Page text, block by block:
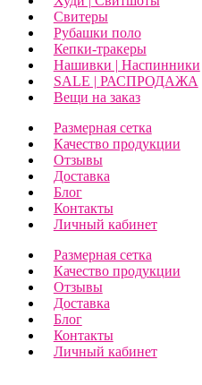
Свитеры
Рубашки поло
Кепки-тракеры
Нашивки | Наспинники
SALE | РАСПРОДАЖА
Вещи на заказ
Размерная сетка
Качество продукции
Отзывы
Доставка
Блог
Контакты
Личный кабинет
Размерная сетка
Качество продукции
Отзывы
Доставка
Блог
Контакты
Личный кабинет